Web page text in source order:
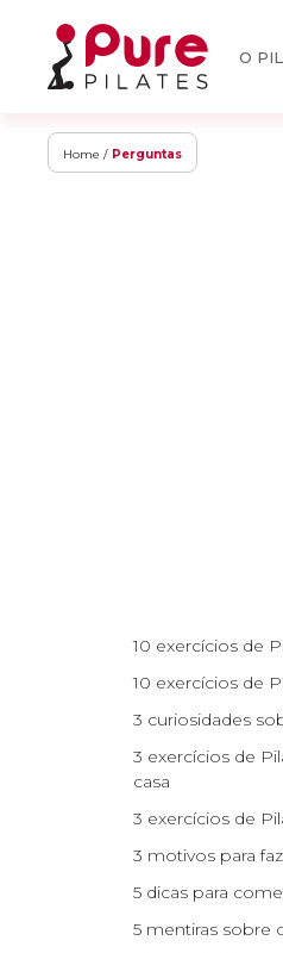
O
Home / Perguntas
10 exercícios de
10 exercícios de
3 curiosidades
3 exercícios de
casa
3 exercícios de
3 motivos para
5 dicas para
5 mentiras sobre